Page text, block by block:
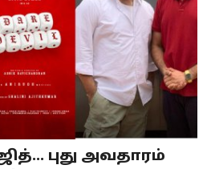
புது அவதாரம்